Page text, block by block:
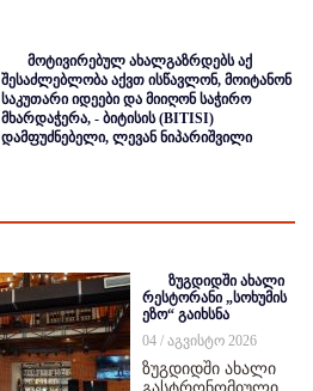
მოტივირებულ ახალგაზრდებს აქ
შესაძლებლობა აქვთ ისწავლონ, მოიტანონ
საკუთარი იდეები და მიიღონ საჭირო
მხარდაჭერა, - ბიტისის (BITISI)
დამფუძნებელი, ლევან ნიპარიშვილი
ზუგდიდში ახალი
რესტორანი „სოხუმის
ეზო“ გაიხსნა
04 / აგვისტო 2026
ზუგდიდში ახალი